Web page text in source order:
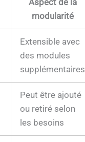
modularité
Extensible avec
des modules
supplémentaires
Peut être ajouté
ou retiré selon
les besoins